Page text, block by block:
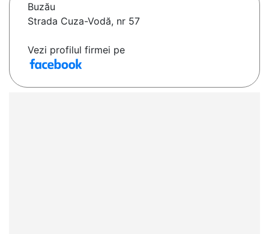
Buzău
Strada Cuza-Vodă, nr 57
Vezi profilul firmei pe